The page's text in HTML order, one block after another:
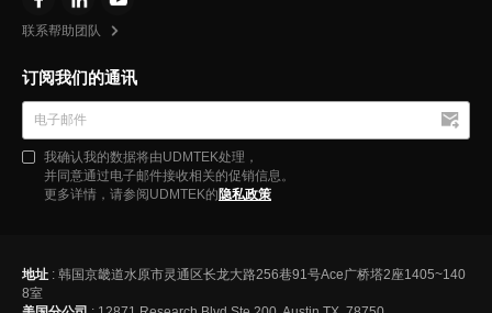
地址 : 韩国京畿道水原市灵通区长龙大路256巷91号Ace广桥塔2座1405~140
8室
联系帮助团队
订阅我们的通讯
我确认我的数据将由UDMTEK处理，
并同意通过电子邮件接收相关的促销信息。
更多详情，请参阅UDMTEK的隐私政策